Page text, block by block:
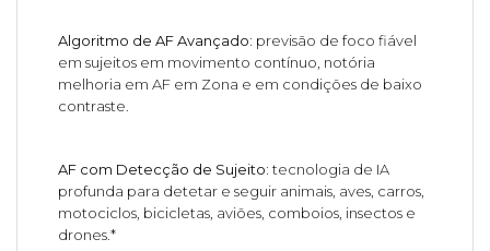
Algoritmo de AF Avançado: previsão de foco fiável
em sujeitos em movimento contínuo, notória
melhoria em AF em Zona e em condições de baixo
contraste.
AF com Detecção de Sujeito: tecnologia de IA
profunda para detetar e seguir animais, aves, carros,
motociclos, bicicletas, aviões, comboios, insectos e
drones.*